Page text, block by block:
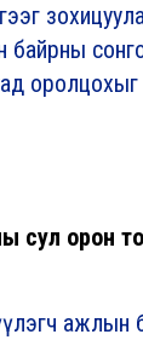
сул орон
ажлын